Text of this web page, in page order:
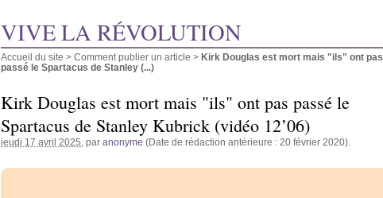
VIVE LA RÉVOLUTION
Accueil du site > Comment publier un article > Kirk Douglas est mort mais "ils" ont pas
passé le Spartacus de Stanley (...)
Kirk Douglas est mort mais "ils" ont pas passé le
Spartacus de Stanley Kubrick (vidéo 12’06)
jeudi 17 avril 2025 , par anonyme (Date de rédaction antérieure : 20 février 2020).